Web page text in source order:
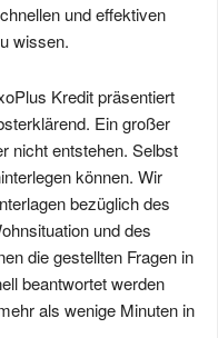
und effektiven
wissen.
Kredit präsentiert
Ein großer
nicht entstehen. Selbst
können. Wir
bezüglich des
und des
die gestellten Fragen in
beantwortet werden
als wenige Minuten in